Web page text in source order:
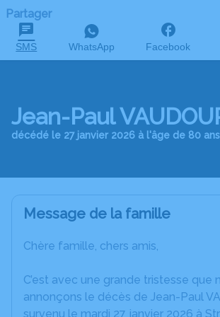
Partager
SMS WhatsApp Facebook
Jean-Paul
décédé le 27 janvier 2026 à l'âge de 80 ans
Message de la famille
Chère famille, chers amis,
C’est avec une grande tristesse que
annonçons le décès de Jean-Paul
survenu le mardi 27 janvier 2026 à